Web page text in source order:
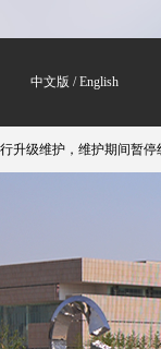
中文版 /English
护，维护期间暂停